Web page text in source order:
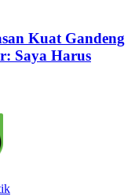
Kuat Gandeng
Saya Harus